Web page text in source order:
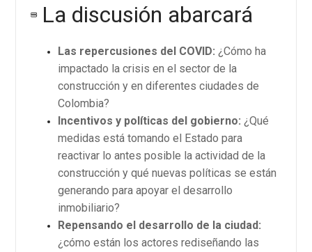
La discusión abarcará
Las repercusiones del COVID: ¿Cómo ha
impactado la crisis en el sector de la
construcción y en diferentes ciudades de
Colombia?
Incentivos y políticas del gobierno: ¿Qué
medidas está tomando el Estado para
reactivar lo antes posible la actividad de la
construcción y qué nuevas políticas se están
generando para apoyar el desarrollo
inmobiliario?
Repensando el desarrollo de la ciudad:
¿cómo están los actores rediseñando las